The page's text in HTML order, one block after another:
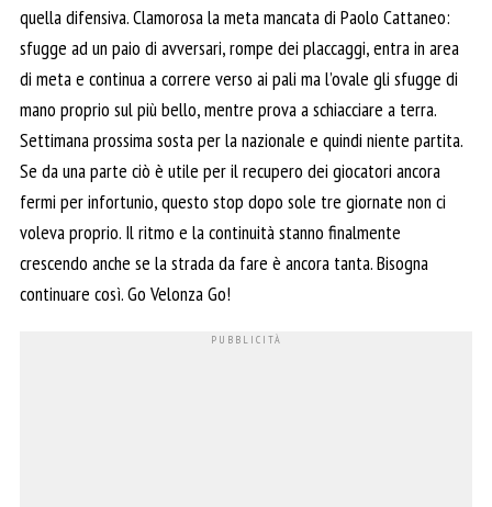
quella difensiva. Clamorosa la meta mancata di Paolo Cattaneo:
sfugge ad un paio di avversari, rompe dei placcaggi, entra in area
di meta e continua a correre verso ai pali ma l’ovale gli sfugge di
mano proprio sul più bello, mentre prova a schiacciare a terra.
Settimana prossima sosta per la nazionale e quindi niente partita.
Se da una parte ciò è utile per il recupero dei giocatori ancora
fermi per infortunio, questo stop dopo sole tre giornate non ci
voleva proprio. Il ritmo e la continuità stanno finalmente
crescendo anche se la strada da fare è ancora tanta. Bisogna
continuare così. Go Velonza Go!